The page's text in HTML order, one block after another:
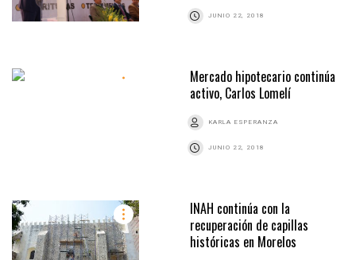
JUNIO 22, 2018
Mercado hipotecario continúa
activo, Carlos Lomelí
KARLA ESPERANZA
JUNIO 22, 2018
INAH continúa con la
recuperación de capillas
históricas en Morelos